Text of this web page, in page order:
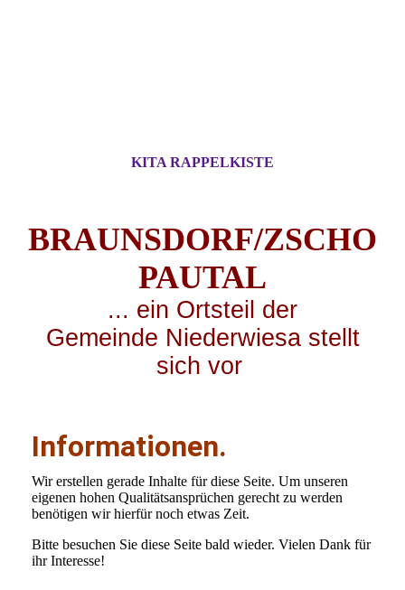
KITA RAPPELKISTE
BRAUNSDORF/ZSCHO
PAUTAL
... ein Ortsteil der
Gemeinde Niederwiesa stellt
sich vor
Informationen.
Wir erstellen gerade Inhalte für diese Seite. Um unseren
eigenen hohen Qualitätsansprüchen gerecht zu werden
benötigen wir hierfür noch etwas Zeit.
Bitte besuchen Sie diese Seite bald wieder. Vielen Dank für
ihr Interesse!